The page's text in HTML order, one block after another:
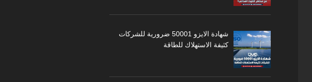
شهادة الايزو 50001 ضرورية للشركات
كثيفة الاستهلاك للطاقة